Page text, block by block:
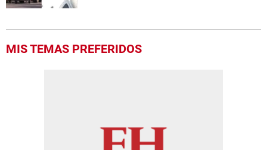
MIS TEMAS PREFERIDOS